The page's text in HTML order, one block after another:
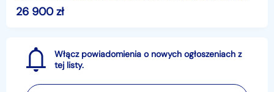
samochodów używanych od 1997 roku. Staramy się wnikliwie
spr
26 900zł
Włącz powiadomienia o nowych ogłoszeniach z
tej listy.